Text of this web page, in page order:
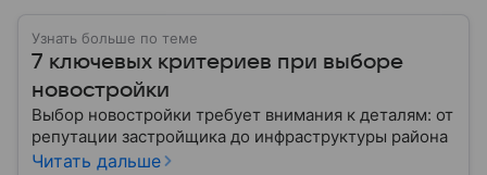
Узнать больше по теме
7 ключевых критериев при выборе
новостройки
Выбор новостройки требует внимания к деталям: от
репутации застройщика до инфраструктуры района
Читать дальше